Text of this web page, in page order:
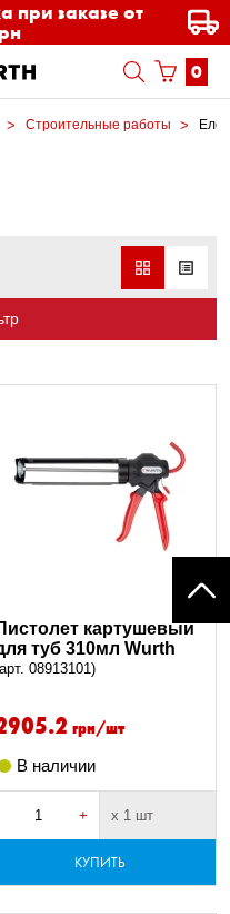
при заказе от
0
Строительные работы
картушевый
туб 310мл Wurth
08913101)
грн/шт
В наличии
+ х 1 шт
КУПИТЬ